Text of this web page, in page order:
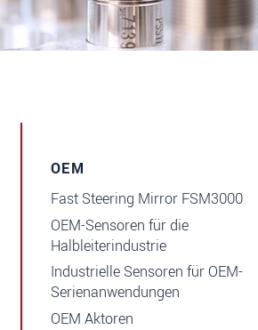
OEM
Fast Steering Mirror FSM3000
OEM-Sensoren für die
Halbleiterindustrie
Industrielle Sensoren für OEM-
Serienanwendungen
OEM Aktoren